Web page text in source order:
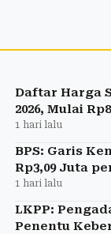
Daftar Harga
2026, Mulai
1 hari lalu
BPS: Garis
Rp3,09 Juta
1 hari lalu
LKPP:
Penentu